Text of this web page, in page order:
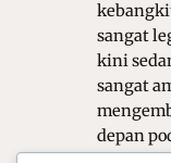
sangat
kini
sangat
depan